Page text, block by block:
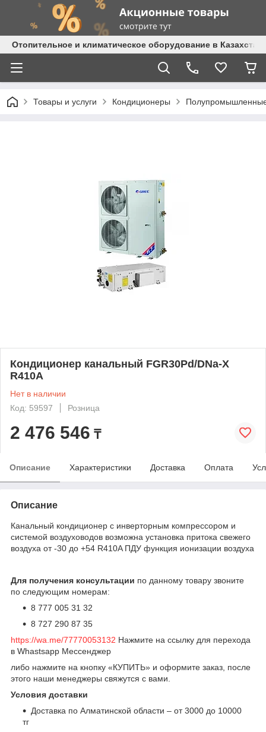
Отопительное и климатическое оборудование в
Товары и услуги Кондиционеры
Кондиционер канальный FGR30Pd/DNa-X
R410A
Нет в наличии
Код: 59597
Розница
2 476 546 ₸
Описание Характеристики Доставка Оплата
Описание
Канальный кондиционер с инверторным компрессором и
системой воздуховодов возможна установка притока свежего
воздуха от -30 до +54 R410A ПДУ функция ионизации воздуха
Для получения консультации по данному товару звоните
по следующим номерам:
8 777 005 31 32
8 727 290 87 35
https://wa.me/77770053132 Нажмите на ссылку для перехода
в Whastsapp Мессенджер
либо нажмите на кнопку «КУПИТЬ» и оформите заказ, после
этого наши менеджеры свяжутся с вами.
Условия доставки
Доставка по Алматинской области – от 3000 до 10000
тг